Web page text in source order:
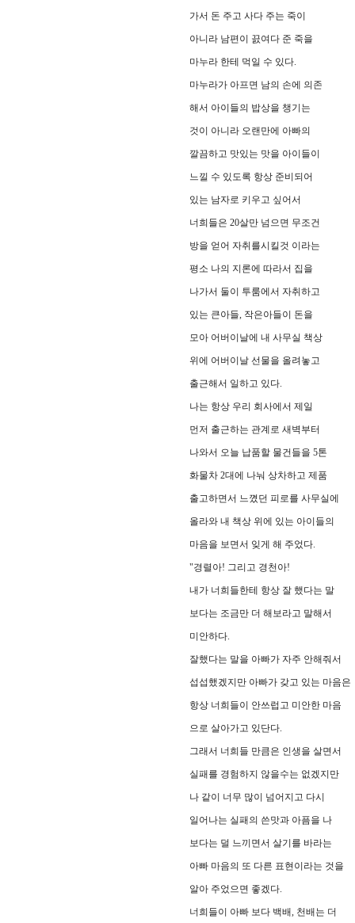
가서 돈 주고 사다 주는 죽이
아니라 남편이 끐여다 준 죽을
마누라 한테 먹일 수 있다.
마누라가 아프면 남의 손에 의존
해서 아이들의 밥상을 챙기는
것이 아니라 오랜만에 아빠의
깔끔하고 맛있는 맛을 아이들이
느낄 수 있도록 항상 준비되어
있는 남자로 키우고 싶어서
너희들은 20살만 넘으면 무조건
방을 얻어 자취를시킬것 이라는
평소 나의 지론에 따라서 집을
나가서 둘이 투룸에서 자취하고
있는 큰아들, 작은아들이 돈을
모아 어버이날에 내 사무실 책상
위에 어버이날 선물을 올려놓고
출근해서 일하고 있다.
나는 항상 우리 회사에서 제일
먼저 출근하는 관계로 새벽부터
나와서 오늘 납품할 물건들을 5톤
화물차 2대에 나눠 상차하고 제품
출고하면서 느꼈던 피로를 사무실에
올라와 내 책상 위에 있는 아이들의
마음을 보면서 잊게 해 주었다.
"경렬아! 그리고 경천아!
내가 너희들한테 항상 잘 했다는 말
보다는 조금만 더 해보라고 말해서
미안하다.
잘했다는 말을 아빠가 자주 안해줘서
섭섭했겠지만 아빠가 갖고 있는 마음은
항상 너희들이 안쓰럽고 미안한 마음
으로 살아가고 있단다.
그래서 너희들 만큼은 인생을 살면서
실패를 경험하지 않을수는 없겠지만
나 같이 너무 많이 넘어지고 다시
일어나는 실패의 쓴맛과 아픔을 나
보다는 덜 느끼면서 살기를 바라는
아빠 마음의 또 다른 표현이라는 것을
알아 주었으면 좋겠다.
너희들이 아빠 보다 백배, 천배는 더